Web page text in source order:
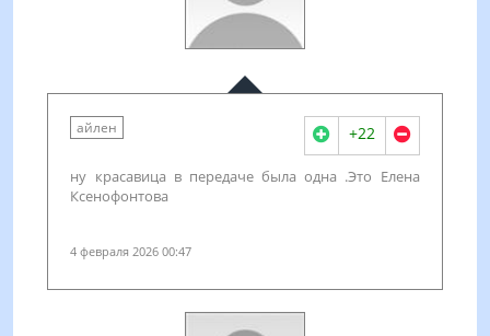
айлен +22
ну красавица в передаче была одна .Это Елена
Ксенофонтова
4 февраля 2026 00:47